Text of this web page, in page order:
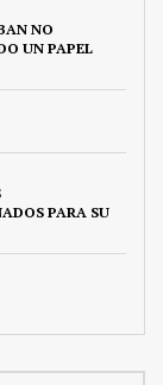
NO
UN PAPEL
PARA SU